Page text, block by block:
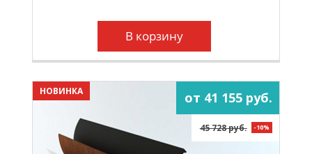
В корзину
НОВИНКА от 41 155 руб.
45 728 руб. -10%